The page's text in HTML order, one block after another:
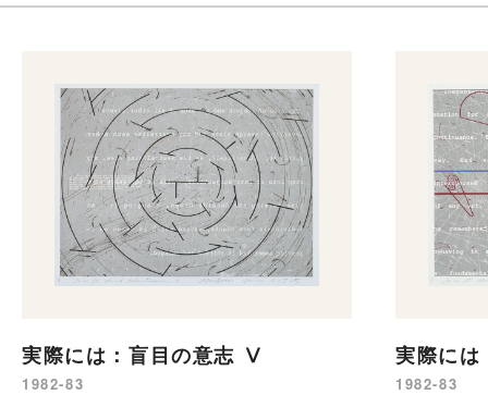
実際には：盲目の意志 Ⅴ
1982-83
実際に
1982-83